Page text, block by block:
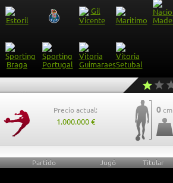
Precio actual:
1.000.000 €
0 cm
Partido Jugó Titular